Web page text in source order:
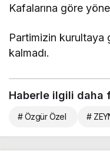
Kafalarına göre
Partimizin kurultaya
kalmadı.
Haberle ilgili daha
# Özgür Özel #